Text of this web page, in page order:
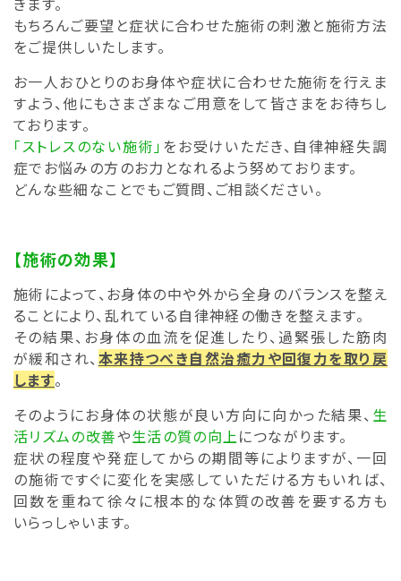
きます。
もちろんご要望と症状に合わせた施術の刺激と施術方法
をご提供しいたします。
お一人おひとりのお身体や症状に合わせた施術を行えま
すよう、他にもさまざまなご用意をして皆さまをお待ちし
ております。
「ストレスのない施術」 をお受けいただき、自律神経失調
症でお悩みの方のお力となれるよう努めております。
どんな些細なことでもご質問、ご相談ください。
【施術の効果】
施術によって、お身体の中や外から全身のバランスを整え
ることにより、乱れている自律神経の働きを整えます。
その結果、お身体の血流を促進したり、過緊張した筋肉
が緩和され、 本来持つべき自然治癒力や回復力を取り戻
します。
そのようにお身体の状態が良い方向に向かった結果、 生
活リズムの改善や生活の質の向上につながります。
症状の程度や発症してからの期間等によりますが、一回
の施術ですぐに変化を実感していただける方もいれば、
回数を重ねて徐々に根本的な体質の改善を要する方も
いらっしゃいます。